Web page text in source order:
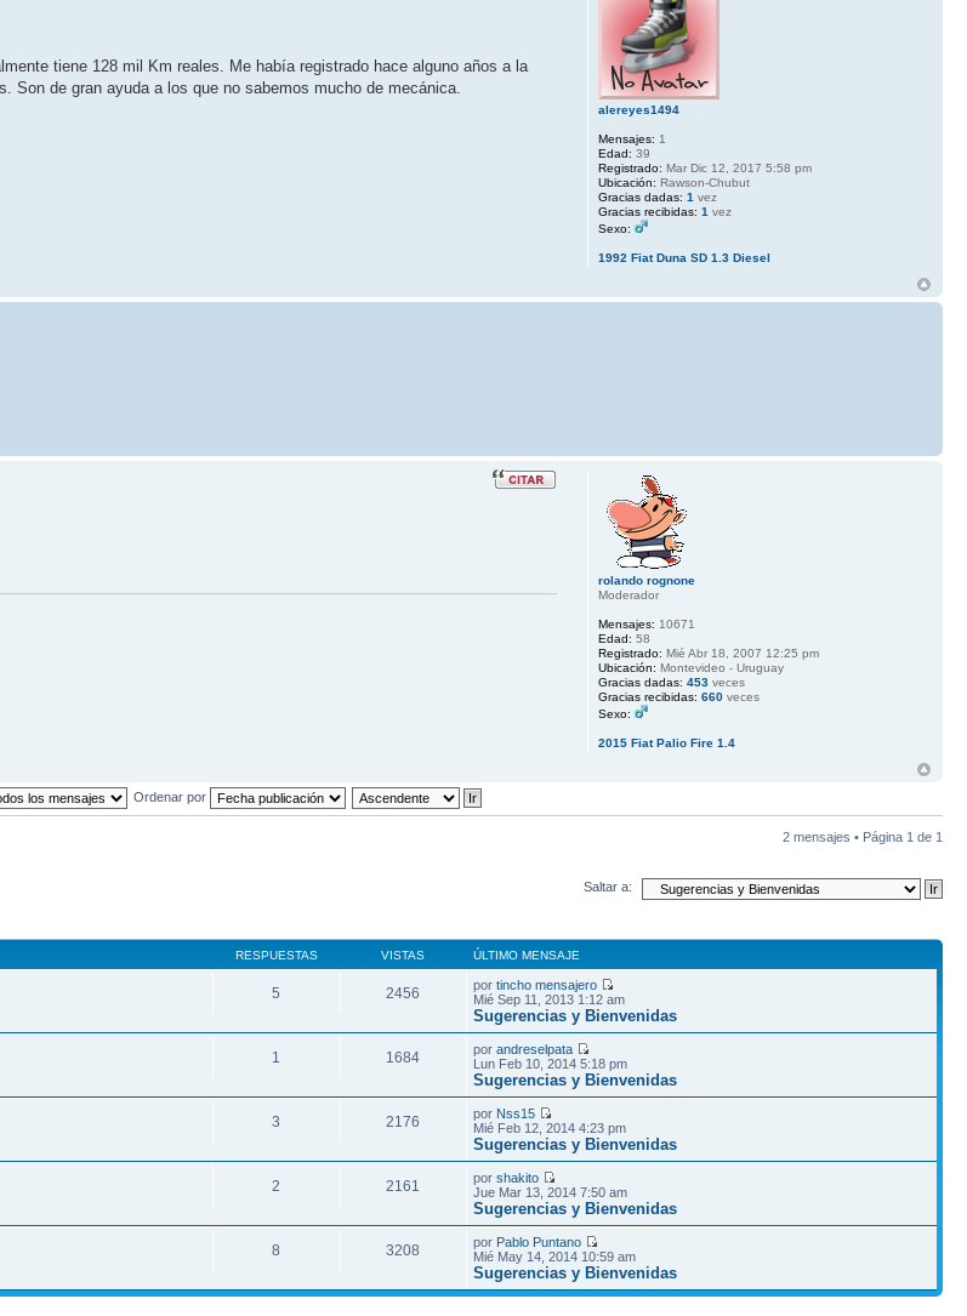
tiene 128 mil Km reales. Me había registrado hace alguno años a la
Son de gran ayuda a los que no sabemos mucho de mecánica.
alereyes1494
Mensajes: 1
Edad: 39
Registrado: Mar Dic 12, 2017 5:58 pm
Ubicación: Rawson-Chubut
Gracias dadas: 1 vez
Gracias recibidas: 1 vez
Sexo:
1992 Fiat Duna SD 1.3 Diesel
rolando rognone
Moderador
Mensajes: 10671
Edad: 58
Registrado: Mié Abr 18, 2007 12:25 pm
Ubicación: Montevideo - Uruguay
Gracias dadas: 453veces
Gracias recibidas: 660veces
Sexo:
2015 Fiat Palio Fire 1.4
Ordenar por
2 mensajes • Página 1 de 1
Saltar a:
RESPUESTAS VISTAS ÚLTIMO MENSAJE
5 2456 portincho mensajero
Mié Sep 11, 2013 1:12 am
Sugerencias y Bienvenidas
1 1684 porandreselpata
Lun Feb 10, 2014 5:18 pm
Sugerencias y Bienvenidas
3 2176 por Nss15
Mié Feb 12, 2014 4:23 pm
Sugerencias y Bienvenidas
2 2161 porshakito
Jue Mar 13, 2014 7:50 am
Sugerencias y Bienvenidas
8 3208 por Pablo Puntano
Mié May 14, 2014 10:59 am
Sugerencias y Bienvenidas